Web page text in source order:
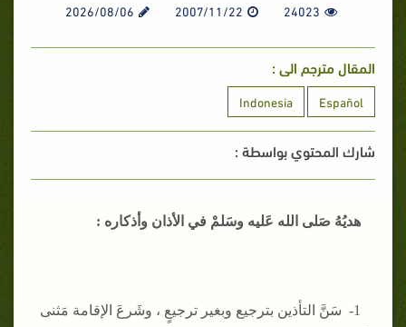
24023
2007/11/22
2026/08/06
المقال مترجم الى :
Español
Indonesia
شارك المحتوي بواسطة :
هديُهُ صَلى الله عَليه وسَلمْ في الأذان وأذكاره :
1- سَنَّ التأذين بترجيع وبغير ترجيعٍ ، وشَرعَ الإقامة مَثنى